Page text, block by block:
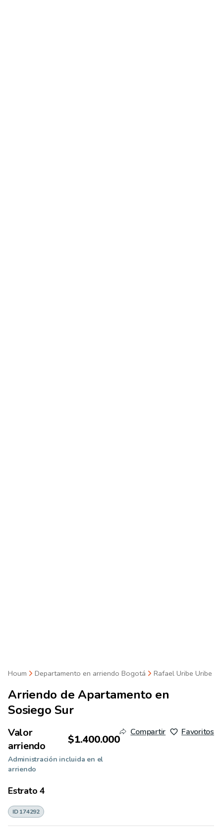
Houm Departamento en arriendo Bogotá Rafael Uribe Uribe
Arriendo deApartamento en
Sosiego Sur
Valor
arriendo
$1.400.000
Administración incluida en el
arriendo
Compartir Favoritos
Estrato4
ID 174292